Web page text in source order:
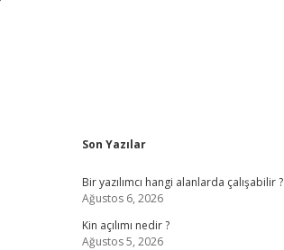
Sidebar
Son Yazılar
Bir yazılımcı hangi alanlarda çalışabilir ?
Ağustos 6, 2026
Kin açılımı nedir ?
Ağustos 5, 2026